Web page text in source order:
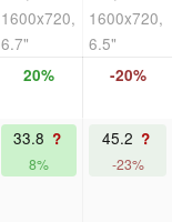
1600x720,
6.7"
1600x720,
6.5"
20% -20%
33.8 ?
8%
45.2 ?
-23%